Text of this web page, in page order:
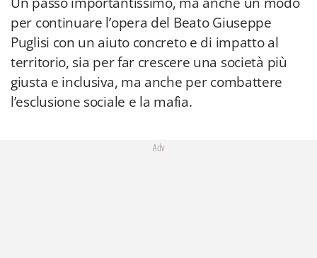
per continuare l’opera del Beato Giuseppe
Puglisi con un aiuto concreto e di impatto al
territorio, sia per far crescere una società più
giusta e inclusiva, ma anche per combattere
l’esclusione sociale e la mafia.
Adv